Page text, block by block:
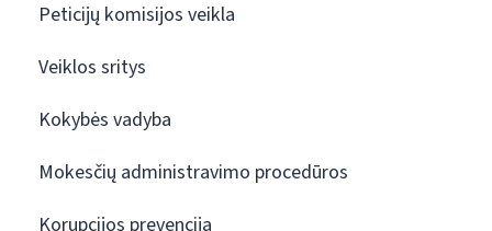
Peticijų komisijos veikla
Veiklos sritys
Kokybės vadyba
Mokesčių administravimo procedūros
Korupcijos prevencija